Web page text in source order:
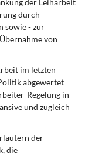
der Leiharbeit
durch
sowie - zur
von
im letzten
abgewertet
Regelung in
und zugleich
der
die